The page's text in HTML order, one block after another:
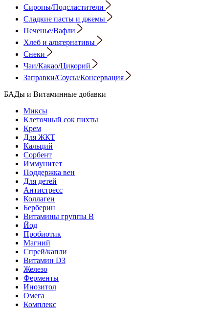
Сиропы/Подсластители
Сладкие пасты и джемы
Печенье/Вафли
Хлеб и альтернативы
Снеки
Чаи/Какао/Цикорий
Заправки/Соусы/Консервация
БАДы и Витаминные добавки
Миксы
Клеточный сок пихты
Крем
Для ЖКТ
Кальций
Сорбент
Иммунитет
Поддержка вен
Для детей
Антистресс
Коллаген
Берберин
Витамины группы B
Йод
Пробиотик
Магний
Спрей/капли
Витамин D3
Железо
Ферменты
Инозитол
Омега
Комплекс